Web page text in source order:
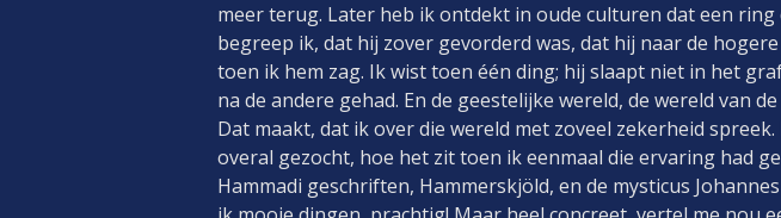
meer terug. Later heb ik ontdekt in oude culturen dat een
begreep ik, dat hij zover gevorderd was, dat hij naar de
toen ik hem zag. Ik wist toen één ding; hij slaapt niet in het
na de andere gehad. En de geestelijke wereld, de wereld van
Dat maakt, dat ik over die wereld met zoveel zekerheid
overal gezocht, hoe het zit toen ik eenmaal die ervaring had
Hammadi geschriften, Hammerskjöld, en de mysticus